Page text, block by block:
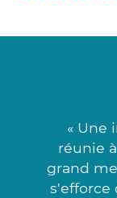
« Une
réunie
grand
s'efforce